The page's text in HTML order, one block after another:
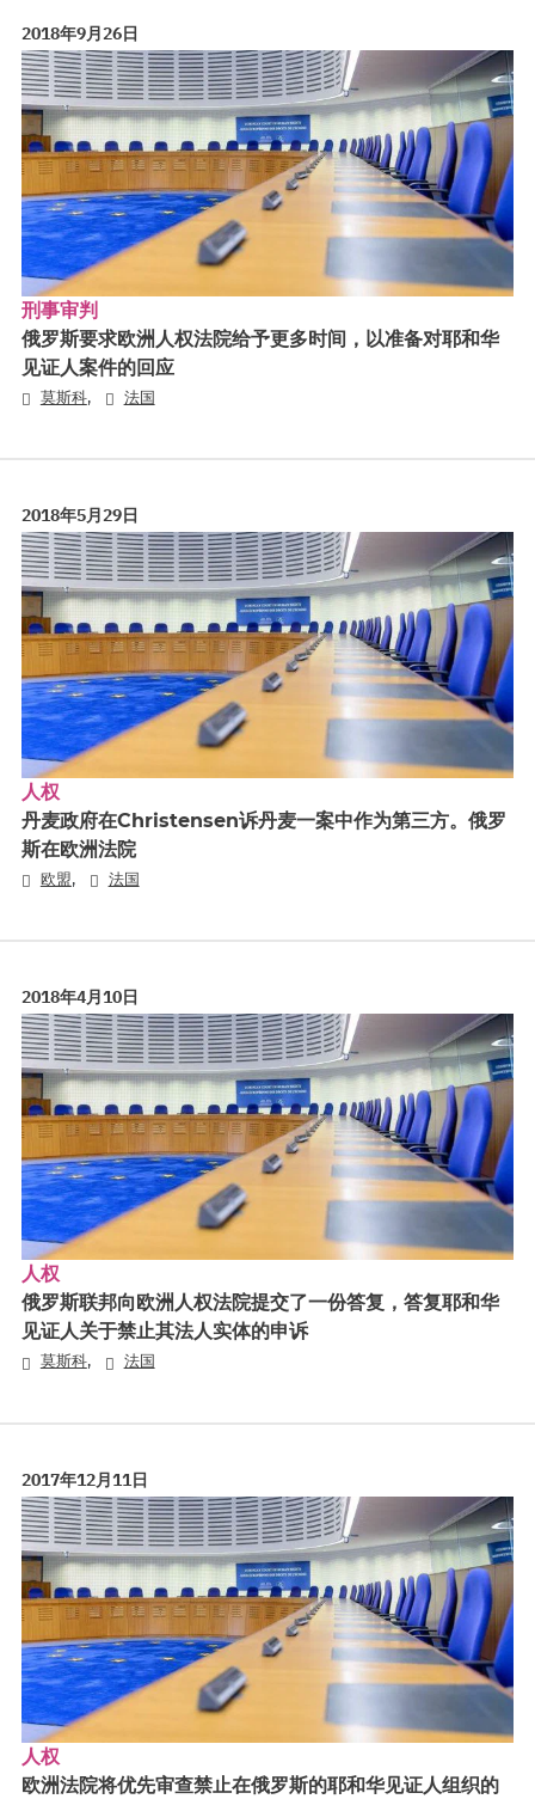
2018年9月26日
刑事审判
俄罗斯要求欧洲人权法院给予更多时间，以准备对耶和华
见证人案件的回应
莫斯科, 法国
2018年5月29日
人权
丹麦政府在Christensen诉丹麦一案中作为第三方。俄罗
斯在欧洲法院
欧盟, 法国
2018年4月10日
人权
俄罗斯联邦向欧洲人权法院提交了一份答复，答复耶和华
见证人关于禁止其法人实体的申诉
莫斯科, 法国
2017年12月11日
人权
欧洲法院将优先审查禁止在俄罗斯的耶和华见证人组织的